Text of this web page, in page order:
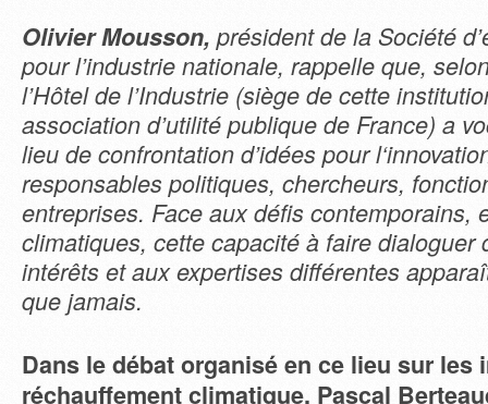
Olivier Mousson, président de la Société
pour l’industrie nationale, rappelle que,
l’Hôtel de l’Industrie (siège de cette
association d’utilité publique de France) a
lieu de confrontation d’idées pour
responsables politiques, chercheurs,
entreprises. Face aux défis contemporains,
climatiques, cette capacité à faire dialoguer
intérêts et aux expertises différentes
que jamais.
Dans le débat organisé en ce lieu sur les
réchauffement climatique, Pascal